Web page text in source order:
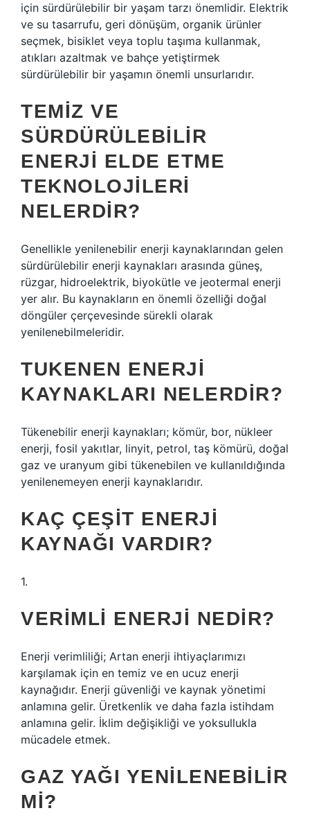
için sürdürülebilir bir yaşam tarzı önemlidir. Elektrik
ve su tasarrufu, geri dönüşüm, organik ürünler
seçmek, bisiklet veya toplu taşıma kullanmak,
atıkları azaltmak ve bahçe yetiştirmek
sürdürülebilir bir yaşamın önemli unsurlarıdır.
TEMIZ VE
SÜRDÜRÜLEBILIR
ENERJI ELDE ETME
TEKNOLOJILERI
NELERDIR?
Genellikle yenilenebilir enerji kaynaklarından gelen
sürdürülebilir enerji kaynakları arasında güneş,
rüzgar, hidroelektrik, biyokütle ve jeotermal enerji
yer alır. Bu kaynakların en önemli özelliği doğal
döngüler çerçevesinde sürekli olarak
yenilenebilmeleridir.
TUKENEN ENERJI
KAYNAKLARI NELERDIR?
Tükenebilir enerji kaynakları; kömür, bor, nükleer
enerji, fosil yakıtlar, linyit, petrol, taş kömürü, doğal
gaz ve uranyum gibi tükenebilen ve kullanıldığında
yenilenemeyen enerji kaynaklarıdır.
KAÇ ÇEŞIT ENERJI
KAYNAĞI VARDIR?
1.
VERIMLI ENERJI NEDIR?
Enerji verimliliği; Artan enerji ihtiyaçlarımızı
karşılamak için en temiz ve en ucuz enerji
kaynağıdır. Enerji güvenliği ve kaynak yönetimi
anlamına gelir. Üretkenlik ve daha fazla istihdam
anlamına gelir. İklim değişikliği ve yoksullukla
mücadele etmek.
GAZ YAĞI YENILENEBILIR
MI?